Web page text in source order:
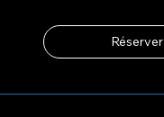
Réserver